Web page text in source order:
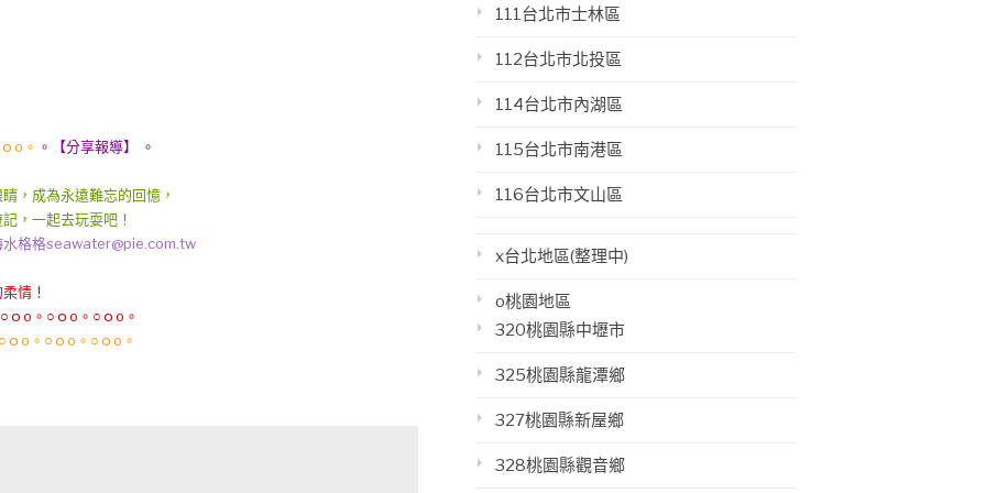
o。 。【分享報導】 。
，成為永遠難忘的回憶，
，一起去玩耍吧！
水格格seawater@pie.com.tw
情！
o。○ｏo。○ｏo。
o。○ｏo。○ｏo。
111台北市士林區
112台北市北投區
114台北市內湖區
115台北市南港區
116台北市文山區
x台北地區(整理中)
o桃園地區
320桃園縣中壢市
325桃園縣龍潭鄉
327桃園縣新屋鄉
328桃園縣觀音鄉